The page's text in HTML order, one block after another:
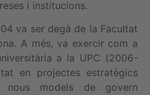
i institucions.
va ser degà de la Facultat
A més, va exercir com a
a la UPC (2006-
en projectes estratègics
models de govern